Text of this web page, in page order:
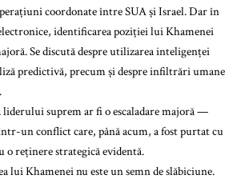
coordonate între SUA și Israel. Dar în
identificarea poziției lui Khamenei
Se discută despre utilizarea inteligenței
predictivă, precum și despre infiltrări umane
liderului suprem ar fi o escaladare majoră —
un conflict care, până acum, a fost purtat cu
reținere strategică evidentă.
lui Khamenei nu este un semn de slăbiciune.